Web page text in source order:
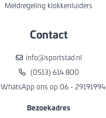
Meldregeling klokkenluiders
Contact
info@sportstad.nl
(0513) 614 800
WhatsApp ons op 06 - 29191994
Bezoekadres